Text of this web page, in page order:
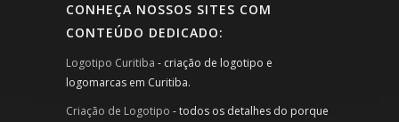
CONHEÇA NOSSOS SITES COM
CONTEÚDO DEDICADO:
Logotipo Curitiba - criação de logotipo e
logomarcas em Curitiba.
Criação de Logotipo - todos os detalhes do porque